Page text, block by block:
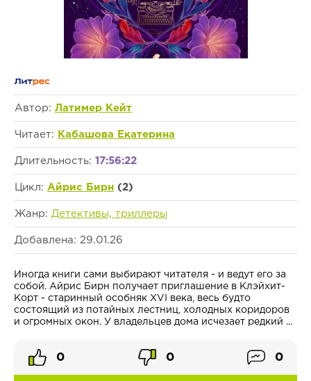
Автор: Латимер Кейт
Читает: Кабашова Екатерина
Длительность: 17:56:22
Цикл: Айрис Бирн (2)
Жанр: Детективы, триллеры
Добавлена: 29.01.26
Иногда книги сами выбирают читателя - и ведут его за
собой. Айрис Бирн получает приглашение в Клэйхит-
Корт - старинный особняк XVI века, весь будто
состоящий из потайных лестниц, холодных коридоров
и огромных окон. У владельцев дома исчезает редкий ...
0 0 0